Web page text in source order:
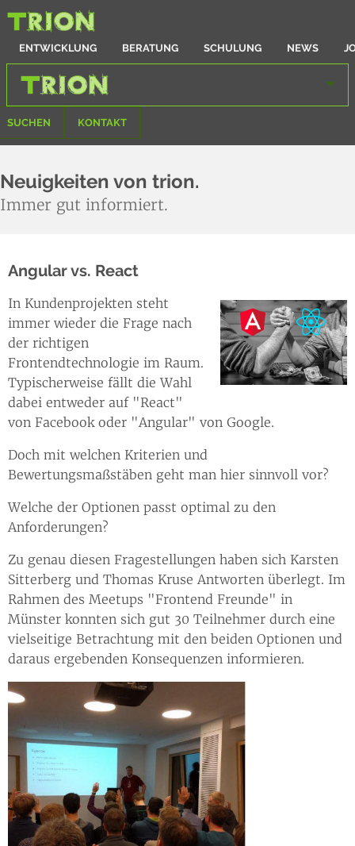
ENTWICKLUNG BERATUNG SCHULUNG NEWS
SUCHEN KONTAKT
Neuigkeiten von trion.
Immer gut informiert.
Angular vs. React
In Kundenprojekten steht
immer wieder die Frage nach
der richtigen
Frontendtechnologie im Raum.
Typischerweise fällt die Wahl
dabei entweder auf "React"
von Facebook oder "Angular" von Google.
Doch mit welchen Kriterien und
Bewertungsmaßstäben geht man hier sinnvoll vor?
Welche der Optionen passt optimal zu den
Anforderungen?
Zu genau diesen Fragestellungen haben sich Karsten
Sitterberg und Thomas Kruse Antworten überlegt. Im
Rahmen des Meetups "Frontend Freunde" in
Münster konnten sich gut 30 Teilnehmer durch eine
vielseitige Betrachtung mit den beiden Optionen und
daraus ergebenden Konsequenzen informieren.